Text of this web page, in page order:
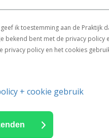
ik toestemming aan de Praktijk
bekend bent met de privacy policy
privacy policy en het cookies
+ cookie gebruik